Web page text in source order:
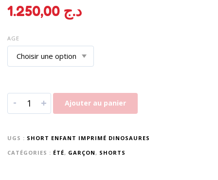
د.ج
AGE
- + Ajouter au panier
UGS : SHORT ENFANT IMPRIMÉ DINOSAURES
CATÉGORIES : ÉTÉ, GARÇON, SHORTS